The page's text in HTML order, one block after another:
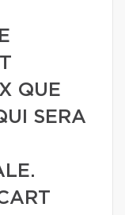
QUE
SERA